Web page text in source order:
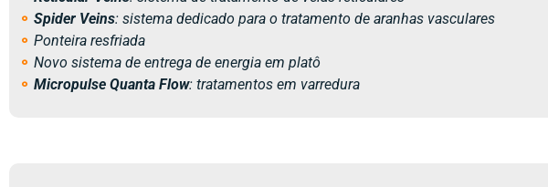
⚬ Spider Veins: sistema dedicado para o tratamento de aranhas vasculares
⚬ Ponteira resfriada
⚬ Novo sistema de entrega de energia em platô
⚬ Micropulse Quanta Flow: tratamentos em varredura